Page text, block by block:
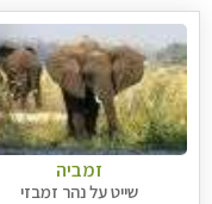
זמביה
שייט על נהר זמבזי